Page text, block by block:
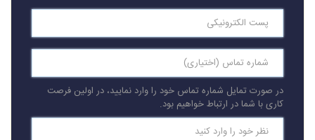
در صورت تمایل شماره تماس خود را وارد نمایید، در اولین فرصت
کاری با شما در ارتباط خواهیم بود.